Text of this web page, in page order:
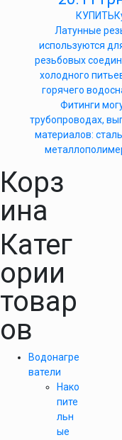
КУПИТЬ
Латунные
используются
резьбовых
холодного
горячего
Фитинги
трубопроводах,
материалов:
Корз
ина
Катег
ории
товар
ов
Водонагре
ватели
Нако
пите
льн
ые